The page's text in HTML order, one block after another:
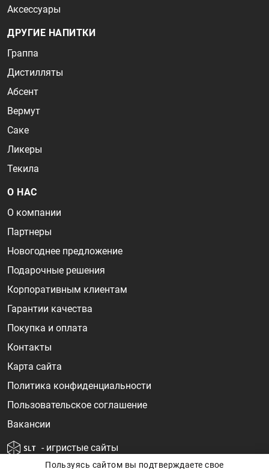
Аксессуары
ДРУГИЕ НАПИТКИ
Граппа
Дистилляты
Абсент
Вермут
Саке
Ликеры
Текила
О НАС
О компании
Партнеры
Новогоднее предложение
Подарочные решения
Корпоративным клиентам
Гарантии качества
Покупка и оплата
Контакты
Карта сайта
Политика конфиденциальности
Пользовательское соглашение
Вакансии
- игристые сайты
Пользуясь сайтом вы подтверждаете свое